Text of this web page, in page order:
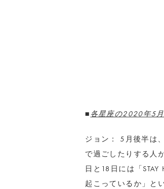
■各星座の2020年5
ジョン： 5月後半は
で過ごしたりする人
日と18日には「
起こっているか」と